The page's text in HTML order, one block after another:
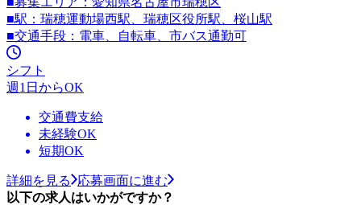
■駅：瑞穂運動場西駅、瑞穂区役所駅、桜山駅
■交通手段：電車、自転車、市バス通勤可
シフト
週1日からOK
交通費支給
未経験OK
短期OK
詳細を見る
応募画面に進む
以下の求人はいかがですか？